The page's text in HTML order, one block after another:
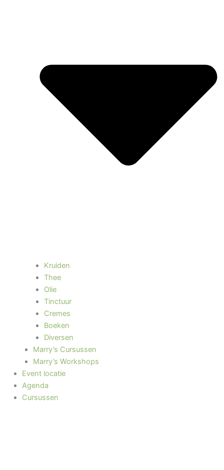
Kruiden
Thee
Olie
Tinctuur
Cremes
Boeken
Diversen
Marry’s Cursussen
Marry’s Workshops
Event locatie
Agenda
Cursussen